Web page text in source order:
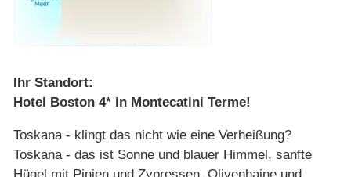
Ihr Standort:
Hotel Boston 4* in Montecatini Terme!
Toskana - klingt das nicht wie eine Verheißung?
Toskana - das ist Sonne und blauer Himmel, sanfte